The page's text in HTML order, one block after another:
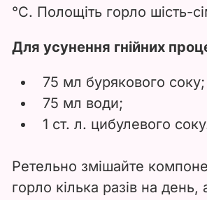
°C. Полощіть горло шість-
Для усунення гнійних
75 мл бурякового соку;
75 мл води;
1 ст. л. цибулевого
Ретельно змішайте
горло кілька разів на